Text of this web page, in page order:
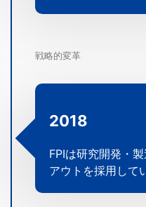
2018
FPIは研究開発・
アウトを採用して
戦略的変革